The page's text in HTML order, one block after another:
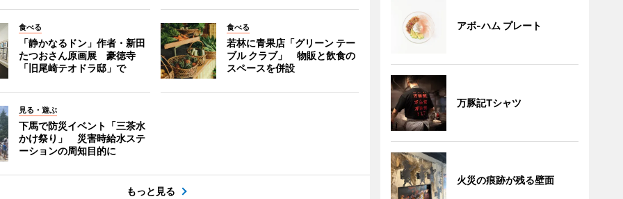
食べる
「静かなるドン」作者・新田
たつおさん原画展 豪徳寺
「旧尾崎テオドラ邸」で
食べる
若林に青果店「グリーン テー
ブル クラブ」 物販と飲食の
スペースを併設
見る・遊ぶ
下馬で防災イベント「三茶水
かけ祭り」 災害時給水ステ
ーションの周知目的に
もっと見る
アボ-ハム プレート
万豚記Tシャツ
火災の痕跡が残る壁面